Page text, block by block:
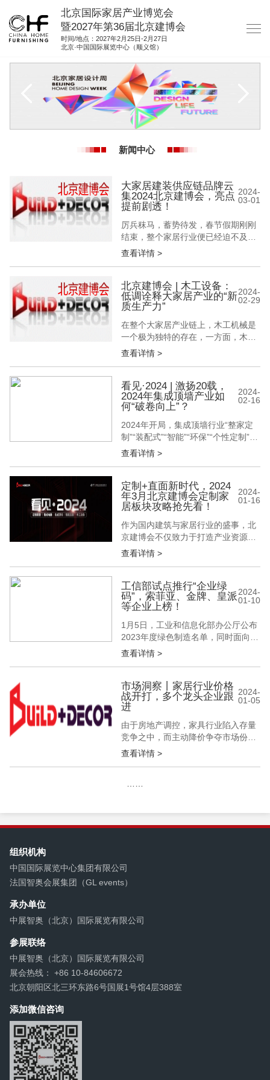
北京国际家居产业博览会
暨2027年第36届北京建博会
时间/地点：2027年2月25日-2月27日
北京·中国国际展览中心（顺义馆）
资料下载
集团展会
参展联络
新闻中心
大家居建装供应链品牌云
集2024北京建博会，亮点
提前剧透！
2024-
03-01
厉兵秣马，蓄势待发，春节假期刚刚
结束，整个家居行业便已经迫不及待
地提速抢跑，一年一度的中国（北
届；许多家居企业也早早召开了招商
大会，想方设法推新品、广招商、抢
流量。接下来的阳春三月也会成为家
居行业最重要的季节，谁能打响龙年
开年第一...
查看详情 >
北京建博会 | 木工设备：
低调诠释大家居产业的“新
质生产力”
2024-
02-29
在整个大家居产业链上，木工机械是
一个极为独特的存在，一方面，木工
机械是家具制造业基础中的基础，深
领域存在感低，可以说是中国制造业
中的“小块头”。 正因为如此，会展平
台往往成为木工机械行业少数的可以
盛大、张扬绽放的舞台，集合木工机
械的超...
查看详情 >
看见·2024 | 激扬20载，
2024年集成顶墙产业如
何“破卷向上”？
2024-
02-16
2024年开局，集成顶墙行业“整家定
制”“装配式”“智能”“环保”“个性定制”，
仍然是大家热议的关键词，行业与家
会迎来哪些风口？何种发展趋势将会
脱颖而出？ 01、三重利好，开局新
20年 集成顶墙，从集成吊顶概念发展
而来，相比石膏板...
查看详情 >
定制+直面新时代，2024
年3月北京建博会定制家
居板块攻略抢先看！
2024-
01-16
作为国内建筑与家居行业的盛事，北
京建博会不仅致力于打造产业资源高
度集聚高效链接的商贸交流平台，更
一代更迭、新升级的消费需求，定制
家居企业如何打怪升级？又将如何回
应“同质化严重”的质疑？来北京建博
会看看有哪些最佳攻略？ 定制+大
火...
查看详情 >
工信部试点推行“企业绿
码”，索菲亚、金牌、皇派
等企业上榜！
2024-
01-10
1月5日，工业和信息化部办公厅公布
2023年度绿色制造名单，同时面向绿
色工厂试点推行“企业绿码”，对绿色
中的位置以及所属行业中的位置。国
家层面绿色工厂分为Ａ+、Ａ、Ｂ三
级，比例分别为5％、35％、60%。
经申报单位自愿申报、第三方机...
查看详情 >
市场洞察丨家居行业价格
战开打，多个龙头企业跟
进
2024-
01-05
由于房地产调控，家具行业陷入存量
竞争之中，而主动降价争夺市场份额
会给增长停滞的龙头公司业绩带来新
月1日到10月15日推出的699套餐惠
查看详情 >
组织机构
中国国际展览中心集团有限公司
法国智奥会展集团（GL events）
承办单位
中展智奥（北京）国际展览有限公司
参展联络
中展智奥（北京）国际展览有限公司
展会热线： +86 10-84606672
北京朝阳区北三环东路6号国展1号馆4层388室
添加微信咨询